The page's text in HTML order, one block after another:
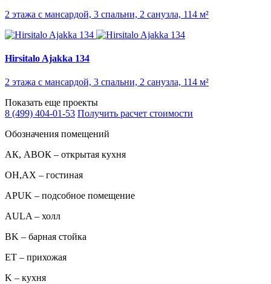
2 этажа с мансардой, 3 спальни, 2 санузла, 114 м²
Hirsitalo Ajakka 134
2 этажа с мансардой, 3 спальни, 2 санузла, 114 м²
Показать еще проекты
8 (499) 404-01-53 Получить расчет стоимости
Обозначения помещений
АК, АВОК – открытая кухня
ОН,AX – гостиная
APUK – подсобное помещение
AULA – холл
BK – барная стойка
ET – прихожая
K – кухня